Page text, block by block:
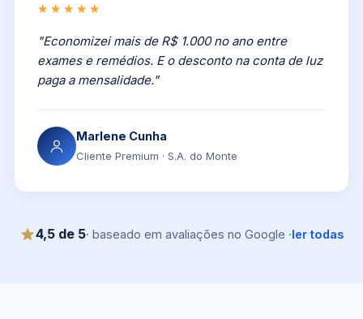
★★★★★
"Economizei mais de R$ 1.000 no ano entre
exames e remédios. E o desconto na conta de luz
paga a mensalidade."
Marlene Cunha
Cliente Premium · S.A. do Monte
4,5 de 5· baseado em avaliações no Google ·ler todas